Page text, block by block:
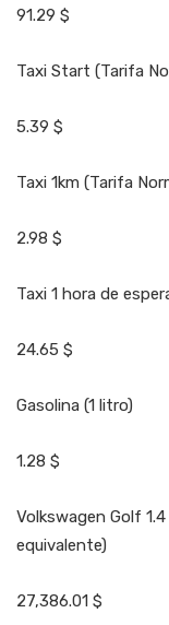
91.29 $
Taxi Start (Tarifa
5.39 $
Taxi 1km (Tarifa
2.98 $
Taxi 1 hora de
24.65 $
Gasolina (1 litro)
1.28 $
Volkswagen Golf
equivalente)
27,386.01 $